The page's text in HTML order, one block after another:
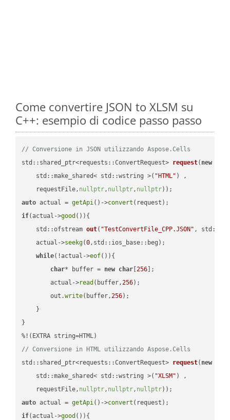
Come convertire JSON to XLSM su
C++: esempio di codice passo passo
// Conversione in JSON utilizzando Aspose.Cells
std::shared_ptr<requests::ConvertRequest> request( new
    std::make_shared< std::wstring >(
"HTML" ) ,
    requestFile,
nullptr, nullptr, nullptr))
auto actual = getApi()->convert
if(actual->good ()){
std::ofstream out( "TestConvertFile_CPP.JSON" ,
    actual->
seekg(0,std::ios_base::beg);
while(!actual->eof()){
char* buffer = new char [256 ];
        actual->
read (buffer,256);
        out.
write(buffer,256);
    }
}
// Conversione in HTML utilizzando Aspose.Cells
std::shared_ptr<requests::ConvertRequest> request( new
    std::make_shared< std::wstring >(
"XLSM" ) ,
    requestFile,
nullptr, nullptr, nullptr))
auto actual = getApi()->convert
if(actual->good ()){